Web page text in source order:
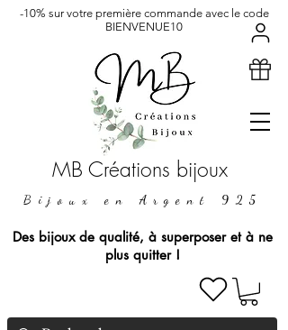
MB Créations bijoux
Bijoux en Argent 925
Des bijoux de qualité, à superposer et à ne
plus quitter !
-10% sur votre première commande avec le code
BIENVENUE10